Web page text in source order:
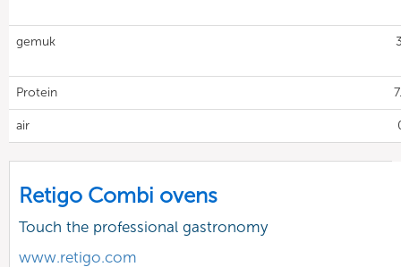
gemuk
Protein
air
Retigo Combi ovens
Touch the professional gastronomy
www.retigo.com